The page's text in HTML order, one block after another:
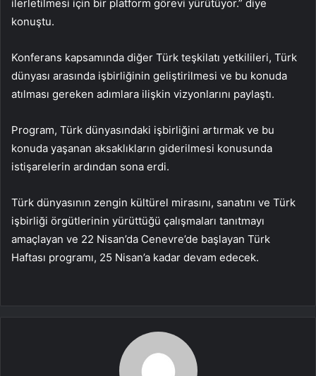
ilerletilmesi için bir platform görevi yürütüyor.” diye
konuştu.
Konferans kapsamında diğer Türk teşkilatı yetkilileri, Türk
dünyası arasında işbirliğinin geliştirilmesi ve bu konuda
atılması gereken adımlara ilişkin vizyonlarını paylaştı.
Program, Türk dünyasındaki işbirliğini artırmak ve bu
konuda yaşanan aksaklıkların giderilmesi konusunda
istişarelerin ardından sona erdi.
Türk dünyasının zengin kültürel mirasını, sanatını ve Türk
işbirliği örgütlerinin yürüttüğü çalışmaları tanıtmayı
amaçlayan ve 22 Nisan’da Cenevre’de başlayan Türk
Haftası programı, 25 Nisan’a kadar devam edecek.